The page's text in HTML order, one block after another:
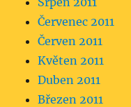
Červenec 2011
Červen 2011
Květen 2011
Duben 2011
Březen 2011